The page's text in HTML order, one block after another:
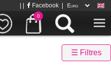
0
Facebook
☰ Filtres